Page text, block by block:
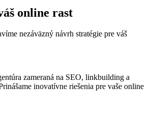
online rast
nezáväzný návrh stratégie pre váš
zameraná na SEO, linkbuilding a
inovatívne riešenia pre vaše online